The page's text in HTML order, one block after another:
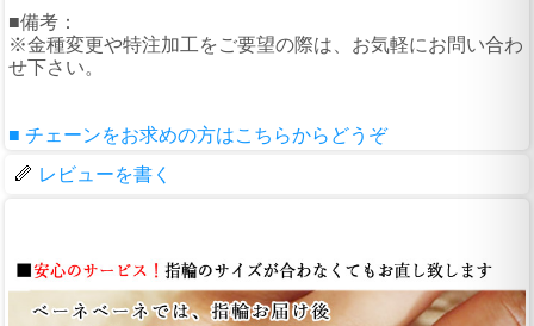
■備考：
※金種変更や特注加工をご要望の際は、お気軽にお問い合わ
せ下さい。
■ チェーンをお求めの方はこちらからどうぞ
レビューを書く